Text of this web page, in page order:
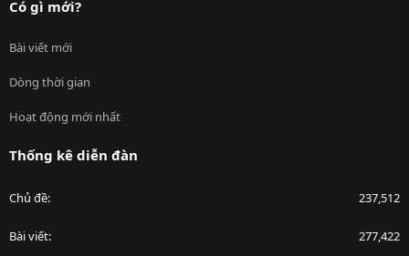
Có gì mới?
Bài viết mới
Dòng thời gian
Hoạt động mới nhất
Thống kê diễn đàn
Chủ đề 237,512
Bài viết 277,422